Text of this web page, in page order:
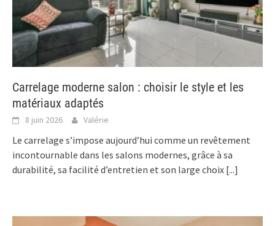
Carrelage moderne salon : choisir le style et les
matériaux adaptés
8 juin 2026 Valérie
Le carrelage s’impose aujourd’hui comme un revêtement
incontournable dans les salons modernes, grâce à sa
durabilité, sa facilité d’entretien et son large choix [...]